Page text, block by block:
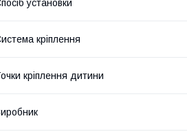
установки
кріплення
кріплення дитини